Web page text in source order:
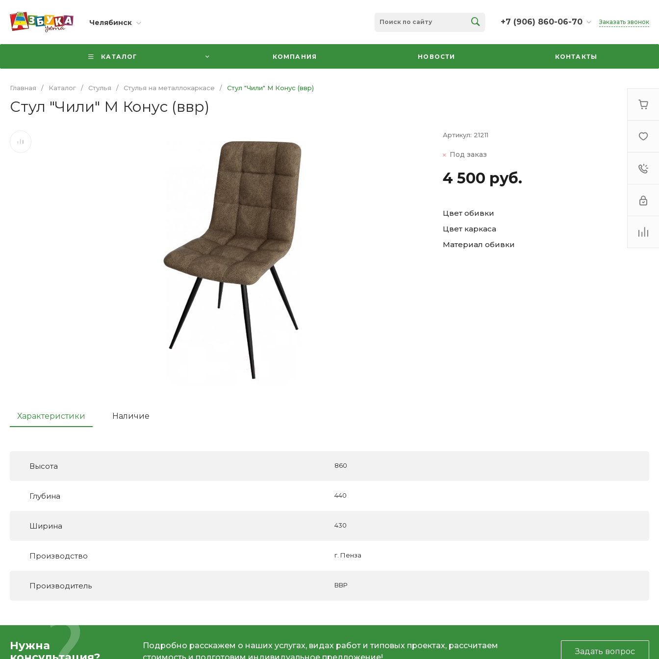
Челябинск +7 (906) 860-06-70
+7 (906) 860-06-70
г. Челябинск, ТК Кольцо,
секция 35
Заказать звонок
КАТАЛОГ КОМПАНИЯ НОВОСТИ КОНТАКТЫ
Главная / Каталог / Стулья / Стулья на металлокаркасе / Стул "Чили" М Конус (ввр)
Стул "Чили" М Конус (ввр)
Артикул: 21211
Под заказ
4 500 руб.
Цвет обивки
Цвет каркаса
Материал обивки
Характеристики Наличие
Высота 860
Глубина 440
Ширина 430
Производство г. Пенза
Производитель ВВР
Нужна
Подробно расскажем о наших услугах, видах работ и типовых проектах, рассчитаем
Задать вопрос